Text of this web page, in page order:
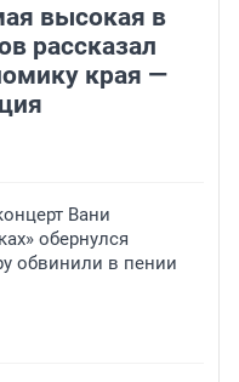
высокая в
рассказал
края —
Вани
обернулся
обвинили в пении